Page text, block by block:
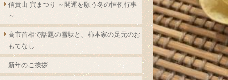
信貴山 寅まつり ～開運を願う冬の恒例行事
～
高市首相で話題の雪駄と、柿本家の足元のお
もてなし
新年のご挨拶